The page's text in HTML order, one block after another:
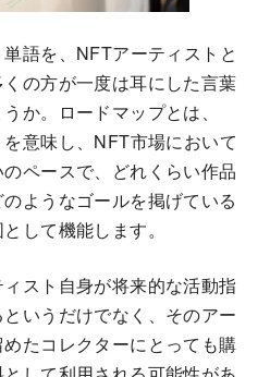
単語を、NFTアーティストと
の方が一度は耳にした言葉
か。ロードマップとは、
を意味し、NFT市場において
ペースで、どれくらい作品
ようなゴールを掲げている
して機能します。
スト自身が将来的な活動指
いうだけでなく、そのアー
たコレクターにとっても購